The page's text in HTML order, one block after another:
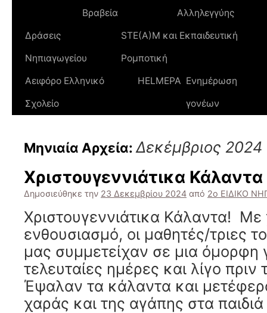
Βραβεία
Αλληλεγγύης
Δράσεις
Νηπιαγωγείου
STE(A)M και Εκπαιδευτική
Ρομποτική
Αειφόρο Ελληνικό
Σχολείο
HELMEPA Ενημέρωση
γονέων
Μηνιαία Αρχεία: Δεκέμβριος 2024
Χριστουγεννιάτικα
Δημοσιεύθηκε την 23 Δεκεμβρίου 2024 από 2ο ΕΙΔΙΚΟ
Χριστουγεννιάτικα Κάλαντα! Με
ενθουσιασμό, οι μαθητές/τριες
μας συμμετείχαν σε μια όμορφη
τελευταίες ημέρες και λίγο πριν
Έψαλαν τα κάλαντα και
χαράς και της αγάπης στα